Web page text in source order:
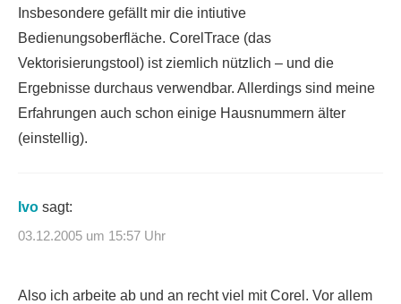
Insbesondere gefällt mir die intiutive
Bedienungsoberfläche. CorelTrace (das
Vektorisierungstool) ist ziemlich nützlich – und die
Ergebnisse durchaus verwendbar. Allerdings sind meine
Erfahrungen auch schon einige Hausnummern älter
(einstellig).
Ivo sagt:
03.12.2005 um 15:57 Uhr
Also ich arbeite ab und an recht viel mit Corel. Vor allem